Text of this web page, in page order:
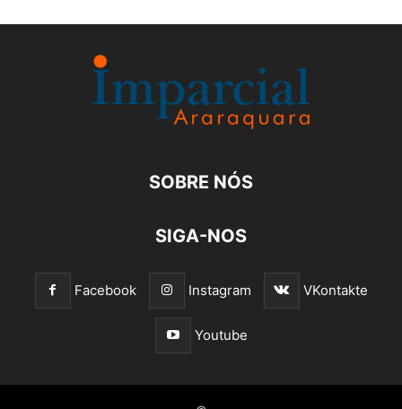
SOBRE NÓS
SIGA-NOS
Facebook Instagram VKontakte
Youtube